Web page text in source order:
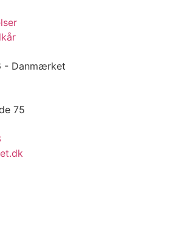
- Danmærket
75